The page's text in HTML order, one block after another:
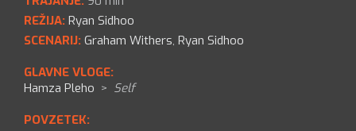
REŽIJA: Ryan Sidhoo
SCENARIJ: Graham Withers, Ryan Sidhoo
GLAVNE VLOGE:
Hamza Pleho > Self
POVZETEK: